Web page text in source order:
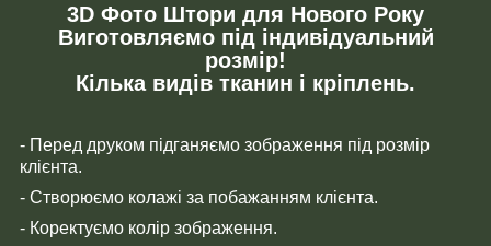
3D Фото Штори для Нового Року
Виготовляємо під індивідуальний
розмір!
Кілька видів тканин і кріплень.
- Перед друком підганяємо зображення під розмір
клієнта.
- Створюємо колажі за побажанням клієнта.
- Коректуємо колір зображення.